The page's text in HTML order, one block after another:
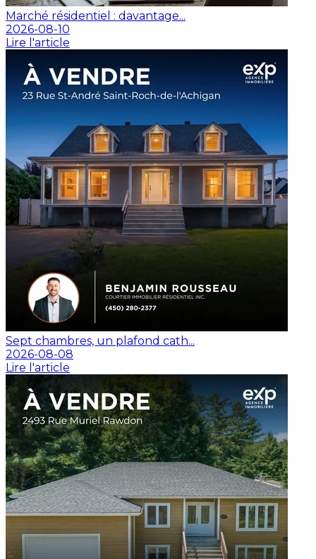
Marché résidentiel : davantage...
2026-08-10
Lire l'article
Sept chambres, un plafond cath...
2026-08-08
Lire l'article